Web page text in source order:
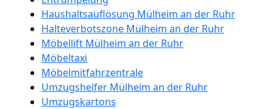
Haushaltsauflösung Mülheim an der Ruhr
Halteverbotszone Mülheim an der Ruhr
Möbellift Mülheim an der Ruhr
Möbeltaxi
Möbelmitfahrzentrale
Umzugshelfer Mülheim an der Ruhr
Umzugskartons